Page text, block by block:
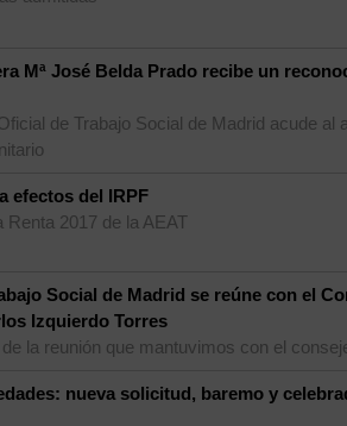
Mª José Belda Prado recibe un
de Trabajo Social de Madrid acude
efectos del IRPF
2017 de la AEAT
Social de Madrid se reúne con el
Izquierdo Torres
la reunión que mantuvimos con el
nueva solicitud, baremo y